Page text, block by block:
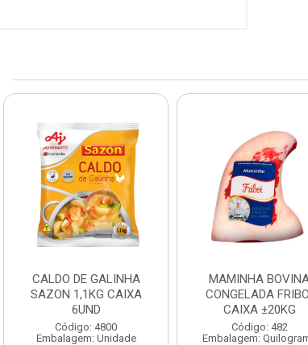
CALDO DE GALINHA
SAZON 1,1KG CAIXA
6UND
Código: 4800
Embalagem: Unidade
MAMINHA
CONGELADA
CAIXA ±20KG
Código: 482
Embalagem: